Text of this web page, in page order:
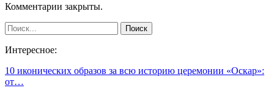
Комментарии закрыты.
Интересное:
10 иконических образов за всю историю церемонии «Оскар»:
от…